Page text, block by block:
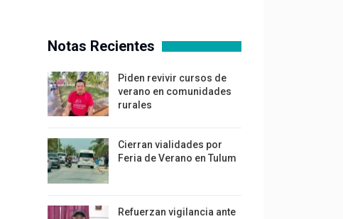
Notas Recientes
Piden revivir cursos de
verano en comunidades
rurales
Cierran vialidades por
Feria de Verano en Tulum
Refuerzan vigilancia ante